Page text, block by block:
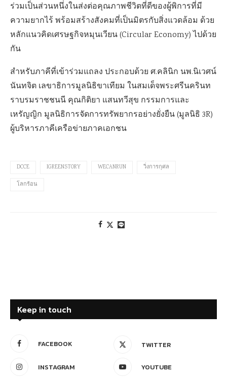
ร่วมเป็นส่วนหนึ่งในส่งต่อคุณภาพชีวิตที่ดีของผู้พิการที่มี
ความยากไร้ พร้อมสร้างสังคมที่เป็นมิตรกับสิ่งแวดล้อม ด้วย
หลักแนวคิดเศรษฐกิจหมุนเวียน (Circular Economy) ไปด้วย
กัน
สำหรับภาคีที่เข้าร่วมแถลง ประกอบด้วย ศ.คลินิก นพ.นิเวศน์
นันทจิต เลขาธิการมูลนิธิขาเทียม ในสมเด็จพระศรีนครินท
ราบรมราชชนนี คุณกิติยา แสนทวีสุข กรรมการและ
เหรัญญิก มูลนิธิการจัดการทรัพยากรอย่างยั่งยืน (มูลนิธิ 3R)
ผู้บริหารภาคีเครือข่ายภาคเอกชน
DCCE IGREENSTORY WECANRUN วิ่งการกุศล
โลกร้อน
Keep in touch
FACEBOOK TWITTER
INSTAGRAM YOUTUBE